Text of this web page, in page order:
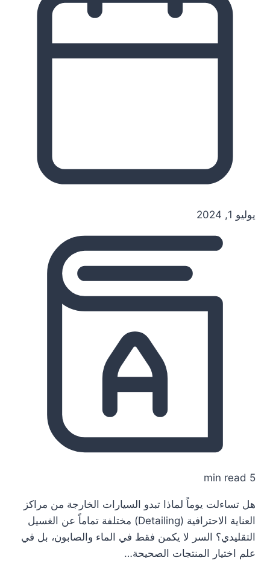
يوليو 1, 2024
5 min read
هل تساءلت يوماً لماذا تبدو السيارات الخارجة من مراكز
العناية الاحترافية (Detailing) مختلفة تماماً عن الغسيل
التقليدي؟ السر لا يكمن فقط في الماء والصابون، بل في
علم اختيار المنتجات الصحيحة…